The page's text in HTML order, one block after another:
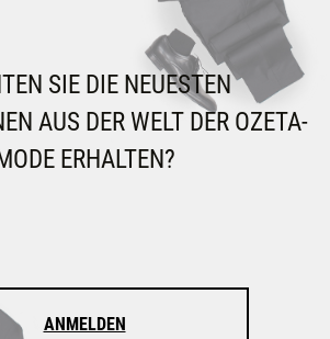
SIE DIE NEUESTEN
AUS DER WELT DER OZETA-
ERHALTEN?
ANMELDEN